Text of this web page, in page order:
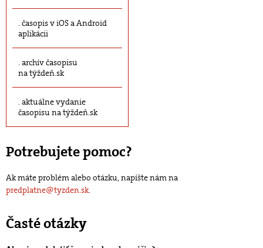
časopis v iOS a Android
aplikácii
archív časopisu
na týždeň.sk
aktuálne vydanie
časopisu na týždeň.sk
Potrebujete pomoc?
Ak máte problém alebo otázku, napíšte nám na
predplatne@tyzden.sk.
Časté otázky